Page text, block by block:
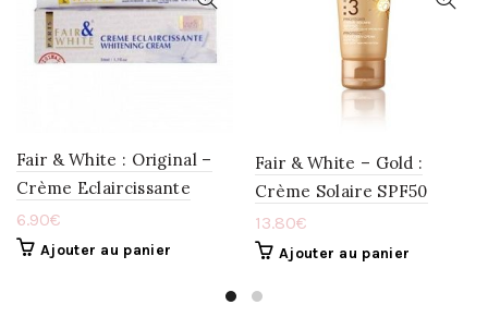
Fair & White : Original –
Crème Eclaircissante
6.90€
Ajouter au panier
Fair & White – Gold :
Crème Solaire SPF50
13.80€
Ajouter au panier